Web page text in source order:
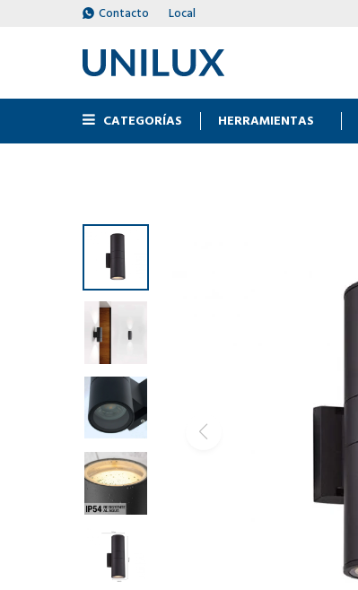
CATEGORÍAS HERRAMIENTAS
Contacto Local